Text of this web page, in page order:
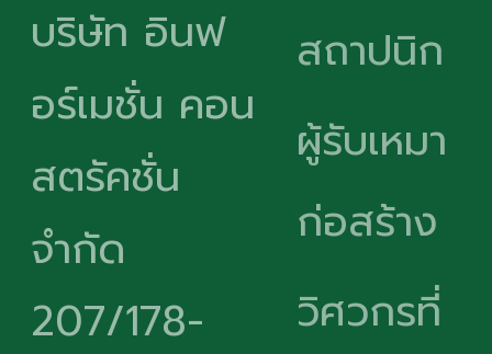
บริษัท อินฟ
อร์เมชั่น คอน
สตรัคชั่น
จำกัด
207/178-
สถาปนิก
ผู้รับเหมา
ก่อสร้าง
วิศวกรที่